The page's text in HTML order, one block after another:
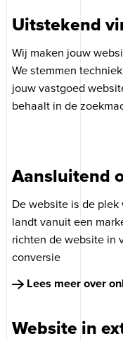
Uitstekend
Wij maken jouw
We stemmen
jouw vastgoed
behaalt in de
Aansluitend
De website is de
landt vanuit een
richten de website in
conversie
Lees meer over
Website in